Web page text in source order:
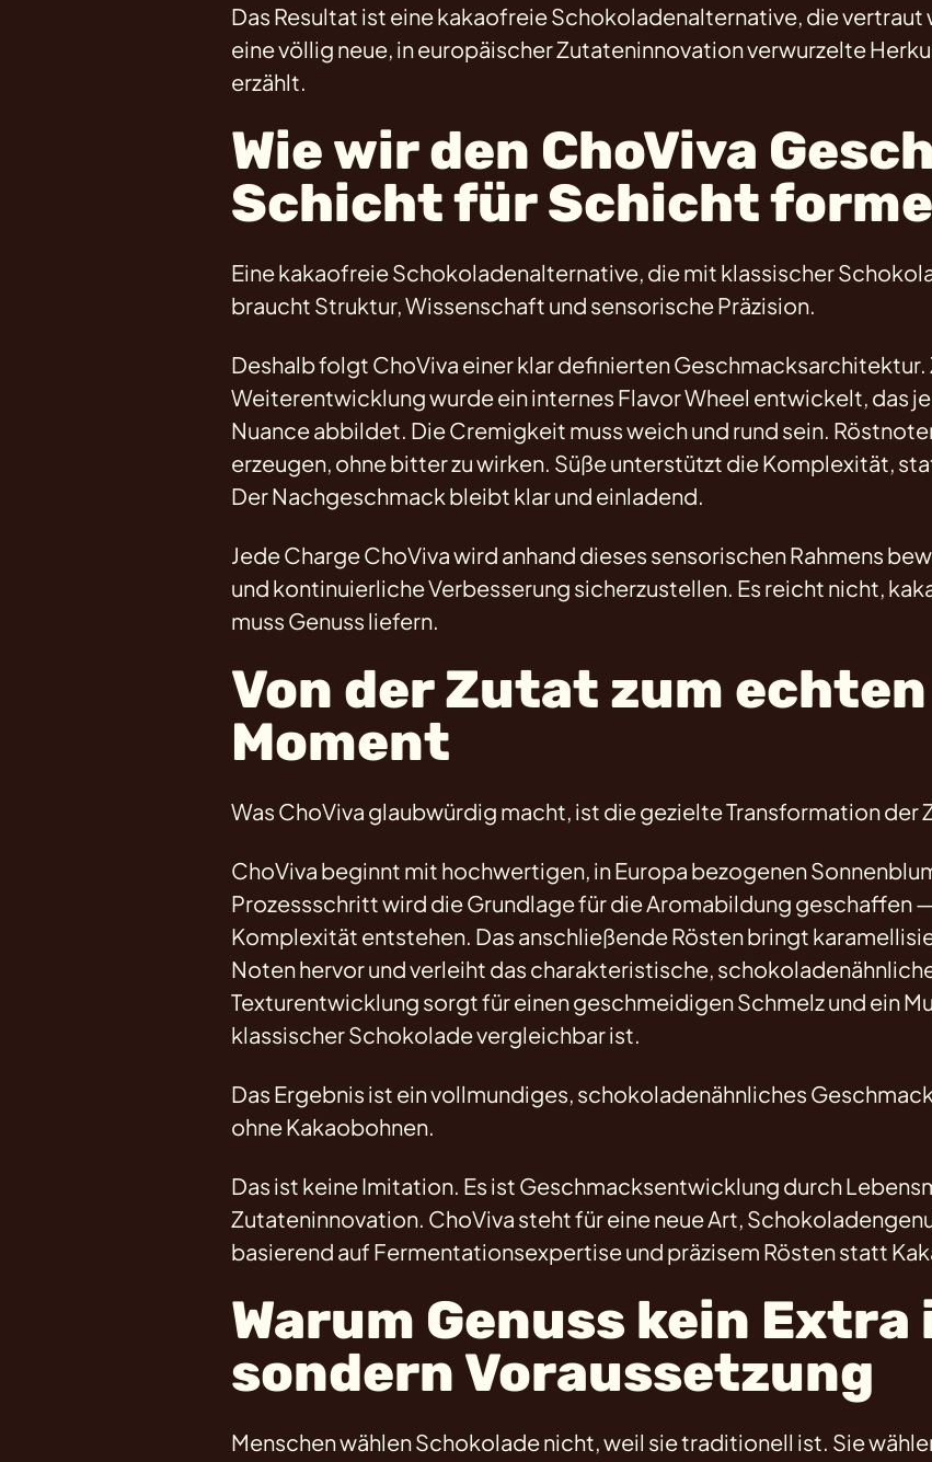
Das Resultat ist eine kakaofreie Schokoladenalternative, die
eine völlig neue, in europäischer Zutateninnovation verwurzelte
erzählt.
Wie wir den ChoViva
Schicht für Schicht
Eine kakaofreie Schokoladenalternative, die mit klassischer
braucht Struktur, Wissenschaft und sensorische Präzision.
Deshalb folgt ChoViva einer klar definierten Geschmacksarchitektur.
Weiterentwicklung wurde ein internes Flavor Wheel entwickelt, das
Nuance abbildet. Die Cremigkeit muss weich und rund sein.
erzeugen, ohne bitter zu wirken. Süße unterstützt die Komplexität,
Der Nachgeschmack bleibt klar und einladend.
Jede Charge ChoViva wird anhand dieses sensorischen Rahmens
und kontinuierliche Verbesserung sicherzustellen. Es reicht nicht,
muss Genuss liefern.
Von der Zutat zum echten
Moment
Was ChoViva glaubwürdig macht, ist die gezielte Transformation der
ChoViva beginnt mit hochwertigen, in Europa bezogenen
Prozessschritt wird die Grundlage für die Aromabildung geschaffen
Komplexität entstehen. Das anschließende Rösten bringt
Noten hervor und verleiht das charakteristische,
Texturentwicklung sorgt für einen geschmeidigen Schmelz und ein
klassischer Schokolade vergleichbar ist.
Das Ergebnis ist ein vollmundiges, schokoladenähnliches
ohne Kakaobohnen.
Das ist keine Imitation. Es ist Geschmacksentwicklung durch
Zutateninnovation. ChoViva steht für eine neue Art,
basierend auf Fermentationsexpertise und präzisem Rösten statt
Warum Genuss kein Extra
sondern Voraussetzung
Menschen wählen Schokolade nicht, weil sie traditionell ist. Sie